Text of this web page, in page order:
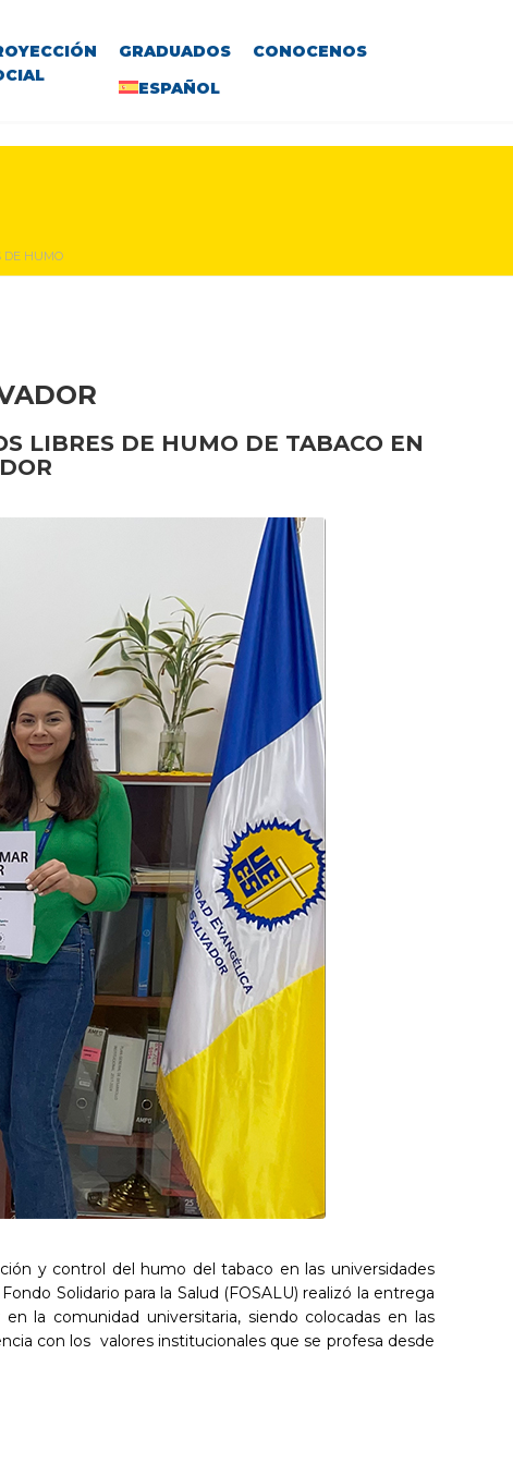
GRADUADOS
CONOCENOS
ESPAÑOL
DE HUMO
LIBRES DE HUMO DE TABACO EN
y control del humo del tabaco en las universidades
Solidario para la Salud (FOSALU) realizó la entrega
la comunidad universitaria, siendo colocadas en las
con los valores institucionales que se profesa desde